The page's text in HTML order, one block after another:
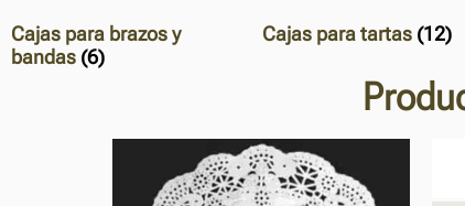
Cajas para brazos y
bandas (6)
Cajas para tartas (12)